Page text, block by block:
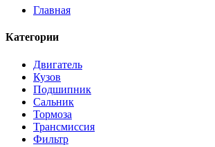
Главная
Категории
Двигатель
Кузов
Подшипник
Сальник
Тормоза
Трансмиссия
Фильтр